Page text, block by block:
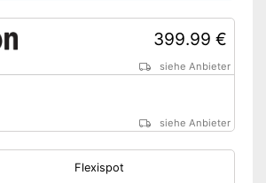
399.99 €
siehe Anbieter
siehe Anbieter
Flexispot